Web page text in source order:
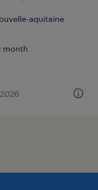
aquitaine
month